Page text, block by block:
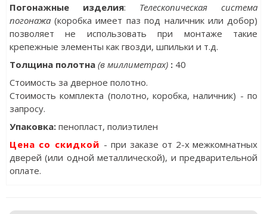
Погонажные изделия: Телескопическая система
погонажа(коробка имеет паз под наличник или добор)
позволяет не использовать при монтаже такие
крепежные элементы как гвозди, шпильки и т.д.
Толщина полотна (в миллиметрах):40
Стоимость за дверное полотно.
Стоимость комплекта (полотно, коробка, наличник) - по
запросу.
Упаковка:пенопласт, полиэтилен
Цена со скидкой - при заказе от 2-х межкомнатных
дверей (или одной металлической), и предварительной
оплате.